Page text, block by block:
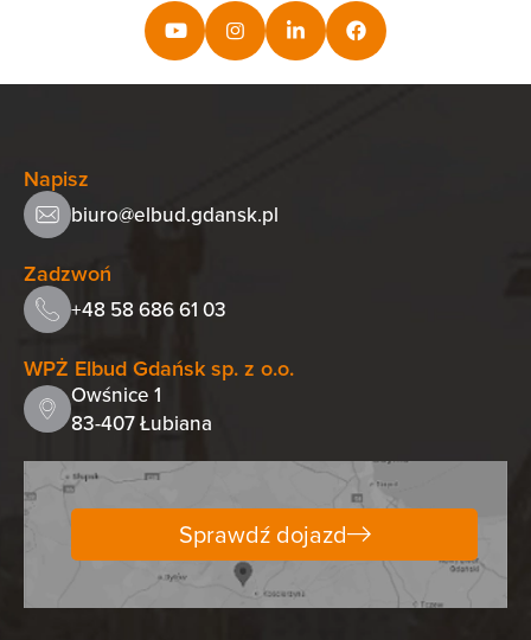
Napisz
biuro@elbud.gdansk.pl
Zadzwoń
+48 58 686 61 03
WPŻ Elbud Gdańsk sp. z o.o.
Owśnice 1
83-407 Łubiana
Sprawdź dojazd